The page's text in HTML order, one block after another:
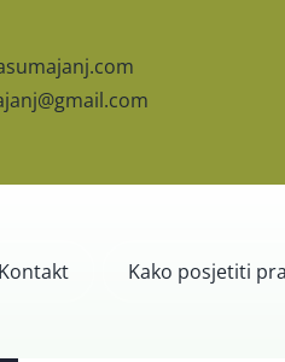
Kontakt Kako posjetiti